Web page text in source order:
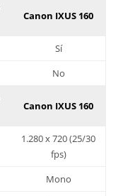
Canon IXUS 160
Sí
No
Canon IXUS 160
1.280 x 720 (25/30
fps)
Mono